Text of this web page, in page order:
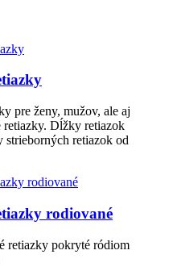
pre ženy, mužov, ale aj
retiazky. Dĺžky retiazok
strieborných retiazok od
rodiované
retiazky pokryté ródiom